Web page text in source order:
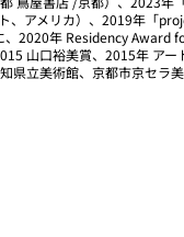
、アメリカ）、2019年「
2020年 Residency Award
山口裕美賞、2015年 ア
県立美術館、京都市京セラ